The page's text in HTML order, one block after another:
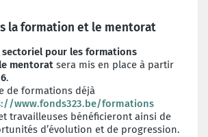
la formation et le mentorat
pour les formations
mentorat sera mis en place à partir
.
de formations déjà
www.fonds323.be/formations
travailleuses bénéficieront ainsi de
d’évolution et de progression.